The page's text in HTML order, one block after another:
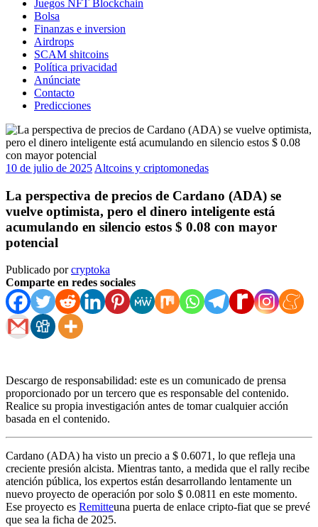
Juegos NFT Blockchain
Bolsa
Finanzas e inversion
Airdrops
SCAM shitcoins
Política privacidad
Anúnciate
Contacto
Predicciones
10 de julio de 2025 Altcoins y criptomonedas
La perspectiva de precios de Cardano (ADA) se
vuelve optimista, pero el dinero inteligente está
acumulando en silencio estos $ 0.08 con mayor
potencial
Publicado porcryptoka
Comparte en redes sociales
Descargo de responsabilidad: este es un comunicado de prensa
proporcionado por un tercero que es responsable del contenido.
Realice su propia investigación antes de tomar cualquier acción
basada en el contenido.
Cardano (ADA) ha visto un precio a $ 0.6071, lo que refleja una
creciente presión alcista. Mientras tanto, a medida que el rally recibe
atención pública, los expertos están desarrollando lentamente un
nuevo proyecto de operación por solo $ 0.0811 en este momento.
Ese proyecto es Remitteuna puerta de enlace cripto-fiat que se prevé
que sea la ficha de 2025.